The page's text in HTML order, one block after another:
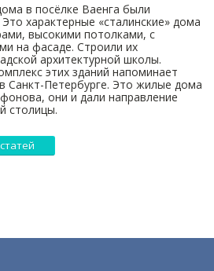
в посёлке Ваенга были
характерные «сталинские» дома
высокими потолками, с
на фасаде. Строили их
архитектурной школы.
этих зданий напоминает
Санкт-Петербурге. Это жилые дома
они и дали направление
столицы.